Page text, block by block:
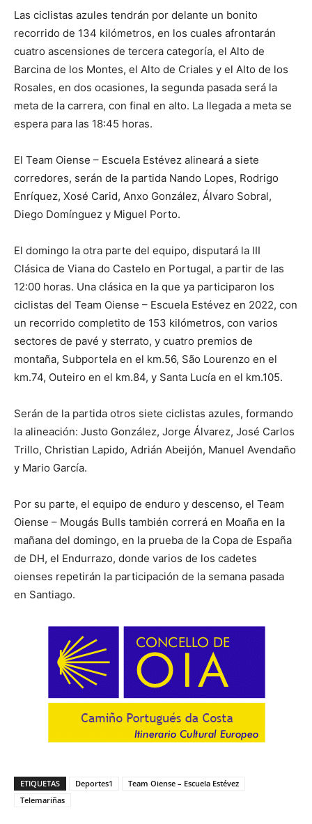
Las ciclistas azules tendrán por delante un bonito
recorrido de 134 kilómetros, en los cuales afrontarán
cuatro ascensiones de tercera categoría, el Alto de
Barcina de los Montes, el Alto de Criales y el Alto de los
Rosales, en dos ocasiones, la segunda pasada será la
meta de la carrera, con final en alto. La llegada a meta se
espera para las 18:45 horas.
El Team Oiense – Escuela Estévez alineará a siete
corredores, serán de la partida Nando Lopes, Rodrigo
Enríquez, Xosé Carid, Anxo González, Álvaro Sobral,
Diego Domínguez y Miguel Porto.
El domingo la otra parte del equipo, disputará la III
Clásica de Viana do Castelo en Portugal, a partir de las
12:00 horas. Una clásica en la que ya participaron los
ciclistas del Team Oiense – Escuela Estévez en 2022, con
un recorrido completito de 153 kilómetros, con varios
sectores de pavé y sterrato, y cuatro premios de
montaña, Subportela en el km.56, São Lourenzo en el
km.74, Outeiro en el km.84, y Santa Lucía en el km.105.
Serán de la partida otros siete ciclistas azules, formando
la alineación: Justo González, Jorge Álvarez, José Carlos
Trillo, Christian Lapido, Adrián Abeijón, Manuel Avendaño
y Mario García.
Por su parte, el equipo de enduro y descenso, el Team
Oiense – Mougás Bulls también correrá en Moaña en la
mañana del domingo, en la prueba de la Copa de España
de DH, el Endurrazo, donde varios de los cadetes
oienses repetirán la participación de la semana pasada
en Santiago.
ETIQUETAS Deportes1
Team Oiense – Escuela Estévez
Telemariñas